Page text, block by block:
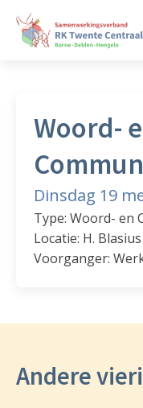
Woord-
Dinsdag 19
Type: Woord- en
Locatie: H.
Voorganger:
Andere